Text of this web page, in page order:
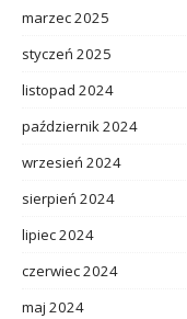
marzec 2025
styczeń 2025
listopad 2024
październik 2024
wrzesień 2024
sierpień 2024
lipiec 2024
czerwiec 2024
maj 2024